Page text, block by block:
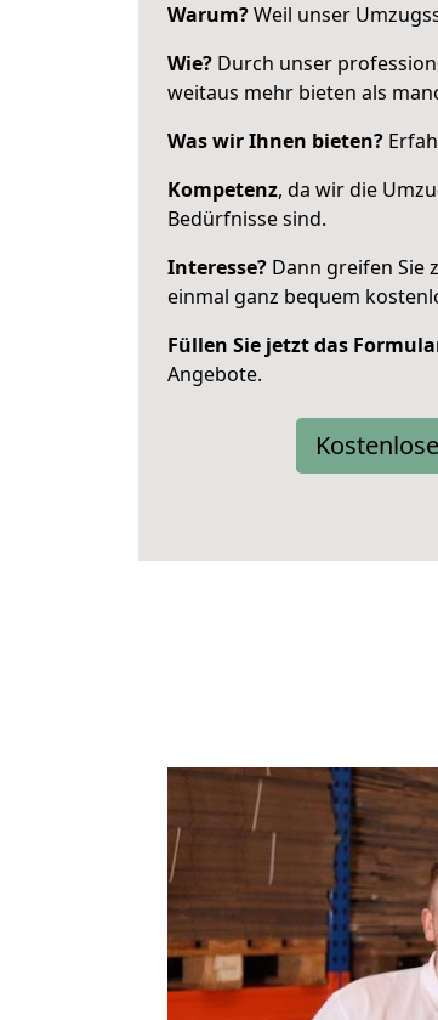
Warum?Weil unser
Wie? Durch unser
weitaus mehr bieten als
Was wir Ihnen bieten?
Kompetenz, da wir die
Bedürfnisse sind.
Interesse? Dann greifen Sie
einmal ganz bequem
Füllen Sie jetzt das
Angebote.